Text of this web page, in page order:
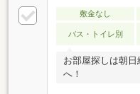
敷金なし
バス・トイレ別
お部屋探しは朝
へ！